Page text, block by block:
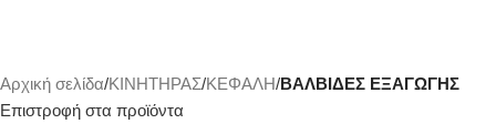
Αρχική σελίδα ΚΙΝΗΤΗΡΑΣ ΚΕΦΑΛΗ ΒΑΛΒΙΔΕΣ ΕΞΑΓΩΓΗΣ
Επιστροφή στα προϊόντα